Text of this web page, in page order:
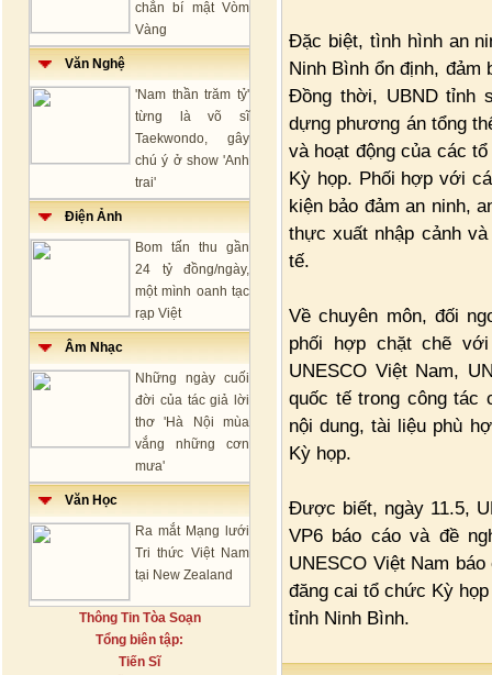
chắn bí mật Vòm
Vàng
Văn Nghệ
'Nam thần trăm tỷ'
từng là võ sĩ
Taekwondo, gây
chú ý ở show 'Anh
trai'
Điện Ảnh
Bom tấn thu gần
24 tỷ đồng/ngày,
một mình oanh tạc
rạp Việt
Âm Nhạc
Những ngày cuối
đời của tác giả lời
thơ 'Hà Nội mùa
vắng những cơn
mưa'
Văn Học
Ra mắt Mạng lưới
Tri thức Việt Nam
tại New Zealand
Thông Tin Tòa Soạn
Tổng biên tập:
Tiến Sĩ
Đặc biệt, tình hình an
Ninh Bình ổn định, đảm
Đồng thời, UBND tỉnh
dựng phương án tổng
và hoạt động của các
Kỳ họp. Phối hợp với
kiện bảo đảm an ninh,
thực xuất nhập cảnh
tế.
Về chuyên môn, đối
phối hợp chặt chẽ
UNESCO Việt Nam,
quốc tế trong công
nội dung, tài liệu phù
Kỳ họp.
Được biết, ngày 11.5,
VP6 báo cáo và đề
UNESCO Việt Nam
đăng cai tổ chức Kỳ
tỉnh Ninh Bình.